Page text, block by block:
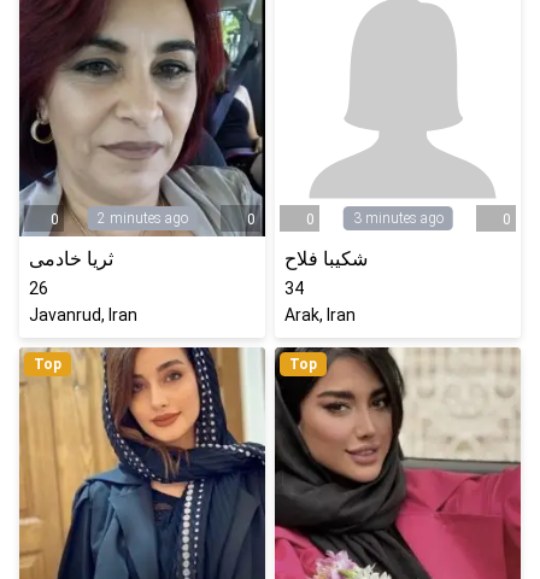
0 2 minutes ago 0
ثریا خادمی
26
Javanrud, Iran
0 3 minutes ago 0
شکیبا فلاح
34
Arak, Iran
Top Top